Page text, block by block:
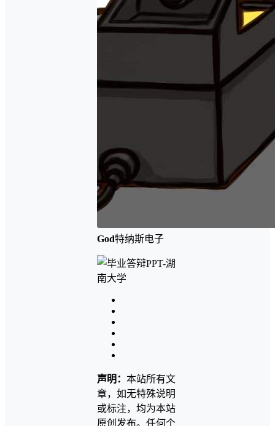
God特纳斯电子
声明： 本站所有文
章，如无特殊说明
或标注，均为本站
原创发布。任何个